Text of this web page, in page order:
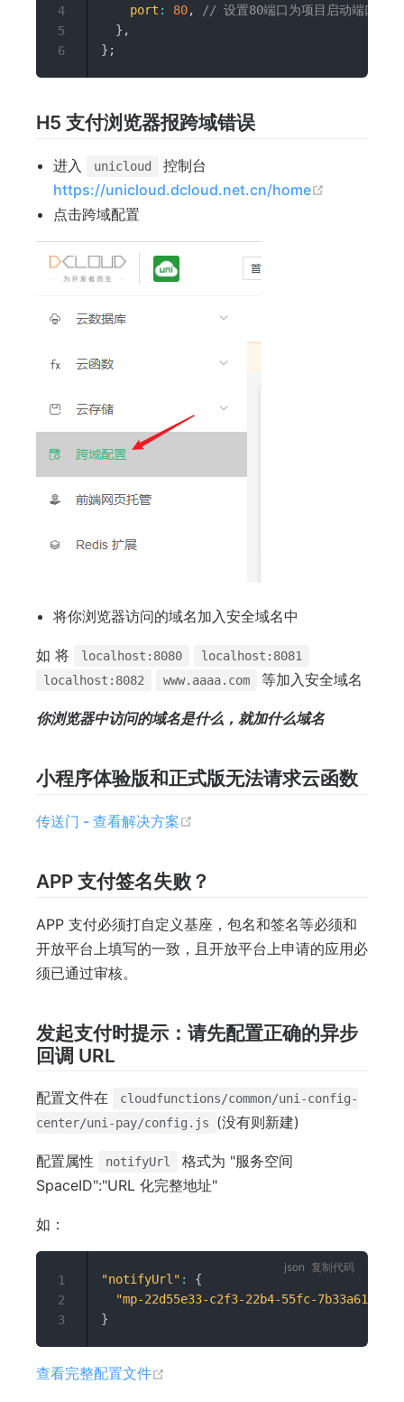
port : 80,
// 设置80端口为项目启动端口
} ,
} ;
4
5
6
H5 支付浏览器报跨域错误
进入 unicloud
控制台
https://unicloud.dcloud.net.cn/home
点击跨域配置
将你浏览器访问的域名加入安全域名中
如 将 localhost:8080
localhost:8081
localhost:8082
www.aaaa.com 等加入安全域名
你浏览器中访问的域名是什么，就加什么域名
小程序体验版和正式版无法请求云函数
传送门 - 查看解决方案
APP 支付签名失败？
APP 支付必须打自定义基座，包名和签名等必须和
开放平台上填写的一致，且开放平台上申请的应用必
须已通过审核。
发起支付时提示：请先配置正确的异步
回调 URL
配置文件在
cloudfunctions/common/uni-config-
center/uni-pay/config.js
(没有则新建)
配置属性 notifyUrl
格式为 "服务空间
SpaceID":"URL 化完整地址"
如：
"notifyUrl" :
{
"mp-22d55e33-c2f3-22b4-55fc-
}
1
2
3
复制代码
查看完整配置文件